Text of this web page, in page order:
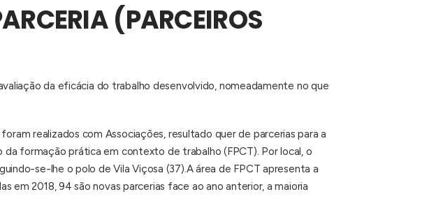
(PARCEIROS
da eficácia do trabalho desenvolvido, nomeadamente no que
realizados com Associações, resultado quer de parcerias para a
formação prática em contexto de trabalho (FPCT). Por local, o
se-lhe o polo de Vila Viçosa (37).A área de FPCT apresenta a
em 2018, 94 são novas parcerias face ao ano anterior, a maioria